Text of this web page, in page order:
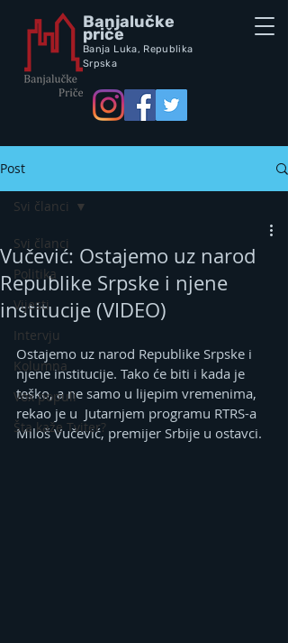
Banjalučke
priče
Banja Luka, Republika
Srpska
Post
Svi članci
Politika
Vijesti
Intervju
Kolumna
Vox populi
Šta kaže Tviter?
Svi članci
Vučević: Ostajemo uz narod
Republike Srpske i njene
institucije (VIDEO)
Ostajemo uz narod Republike Srpske i
njene institucije. Tako će biti i kada je
teško, a ne samo u lijepim vremenima,
rekao je u  Јutarnjem programu RTRS-a
Miloš Vučević, premijer Srbije u ostavci.